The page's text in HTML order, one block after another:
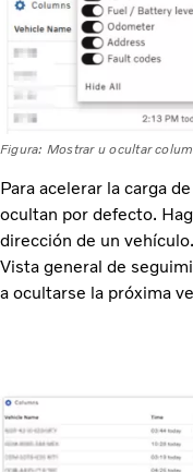
Figura: Mostrar u ocultar
Para acelerar la carga
ocultan por defecto.
dirección de un
Vista general de
a ocultarse la próxima